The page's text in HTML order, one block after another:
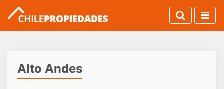
Alto Andes